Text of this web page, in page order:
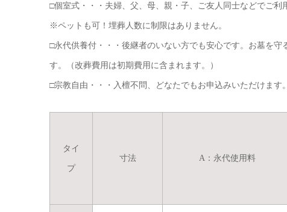
□個室式・・・夫婦、父、母、親・子、ご友人同士などでご利
※ペットも可！埋葬人数に制限はありません。
□永代供養付・・・後継者のいない方でも安心です。お墓を
す。（改葬費用は初期費用に含まれます。）
□宗教自由・・・入檀不問、どなたでもお申込みいただけます。
タイ
プ
寸法 A：永代使用料